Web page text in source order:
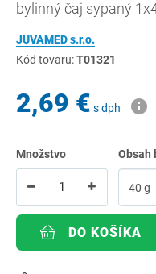
bylinný čaj sypaný
JUVAMED s.r.o.
Kód tovaru:T01321
2,69 € s dph
Množstvo Obsah
DO KOŠÍKA